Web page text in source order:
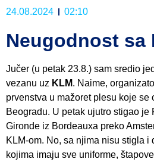
24.08.2024 02:10
Neugodnost sa
Jučer (u petak 23.8.) sam sredio
vezanu uz KLM. Naime,
prvenstva u mažoret plesu koje se
Beogradu. U petak ujutro stigao je
Gironde iz Bordeauxa preko
KLM-om. No, sa njima nisu stigla i
kojima imaju sve uniforme,